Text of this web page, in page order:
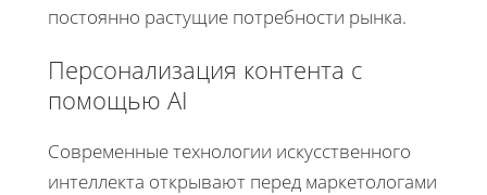
постоянно растущие потребности рынка.
Персонализация контента с
помощью AI
Современные технологии искусственного
интеллекта открывают перед маркетологами